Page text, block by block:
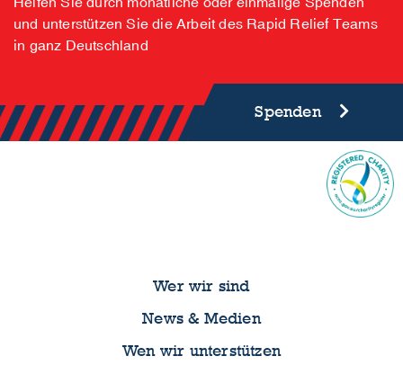
und unterstützen Sie die Arbeit des Rapid Relief Teams
in ganz Deutschland
Spenden
Wer wir sind
News & Medien
Wen wir unterstützen